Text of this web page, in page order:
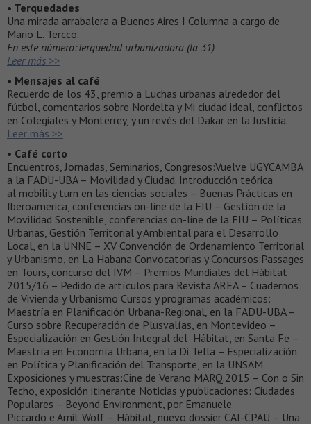
• Terquedades
Una mirada arrabalera a Buenos Aires I Columna a cargo de
Mario L. Tercco.
En este número:Terquedad urbanizadora (la 31)
Leer más >>
• Mensajes al café
Recuerdo de los 43, premio a Luchas urbanas alrededor del
fútbol, comentarios sobre Nordelta y Mi ciudad ideal, conflictos
en Colegiales y Monterrey, y un revés del Dakar en la Justicia.
Leer más >>
• Café corto
Encuentros, Jornadas, Seminarios, Congresos:Vuelve UGYCAMBA
a la FADU-UBA – Movilidad y Ciudad. Introducción teórica
al mobility turn en las ciencias sociales – Buenas Prácticas en
Iberoamerica, conferencias on-line de la FIU – Gestión de la
Movilidad Sostenible, conferencias on-line de la FIU – Políticas
Urbanas, Gestión Territorial y Ambiental para el Desarrollo
Local, en la UNNE – XV Convención de Ordenamiento Territorial
y Urbanismo, en La Habana Convocatorias y Concursos:Passages
en Tours, concurso del IVM – Premios Mundiales del Hábitat
2015/16 – Pedido de artículos para Revista AREA – Cuadernos
de Vivienda y Urbanismo Cursos y programas académicos:
Maestría en Planificación Urbana-Regional, en la FADU-UBA –
Curso sobre Recuperación de Plusvalías, en Montevideo –
Especialización en Gestión Integral del Hábitat, en Santa Fe –
Maestría en Economía Urbana, en la Di Tella – Especialización
en Política y Planificación del Transporte, en la UNSAM
Exposiciones y muestras:Cine de Verano MARQ.2015 – Con o Sin
Techo, exposición itinerante Noticias y publicaciones: Ciudades
Populares – Beyond Environment, por Emanuele
Piccardo e Amit Wolf – Hábitat, nuevo dossier CAI-CPAU – Una